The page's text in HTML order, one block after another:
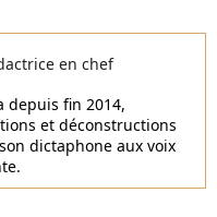
en chef
depuis fin 2014,
et déconstructions
dictaphone aux voix